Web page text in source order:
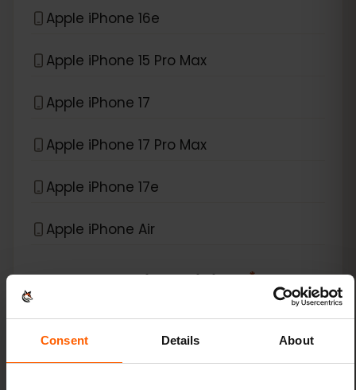
Consent Details About
Apple iPhone 16e
Apple iPhone 15 Pro Max
Apple iPhone 17
Apple iPhone 17 Pro Max
Apple iPhone 17e
Apple iPhone Air
eSIM kompatibel mitiPad*
Apple iPad (10th generation)
Apple iPad (7th generation)